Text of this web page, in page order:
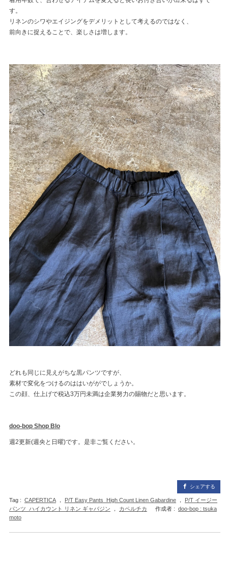
す。
リネンのシワやエイジングをデメリットとして考えるのではなく、
前向きに捉えることで、楽しさは増します。
どれも同じに見えがちな黒パンツですが、
素材で変化をつけるのははいががでしょうか。
この顔、仕上げで税込3万円未満は企業努力の賜物だと思います。
doo-bop Shop Blo
週2更新(週央と日曜)です。是非ご覧ください。
シェアする
Tag : CAPERTICA ， P/T Easy Pants_High Count Linen Gabardine ，
P/T イージー
パンツ_ハイカウント リネン ギャバジン
， カペルチカ 作成者 : doo-bop : tsuka
moto